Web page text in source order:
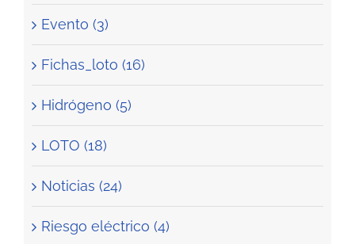
Evento (3)
Fichas_loto (16)
Hidrógeno (5)
LOTO (18)
Noticias (24)
Riesgo eléctrico (4)